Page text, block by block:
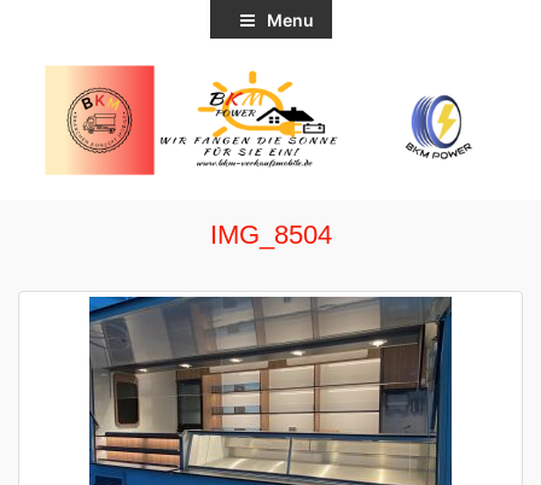
Menu
IMG_8504